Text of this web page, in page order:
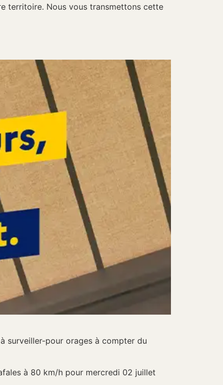
territoire. Nous vous transmettons cette
surveiller-pour orages à compter du
à 80 km/h pour mercredi 02 juillet